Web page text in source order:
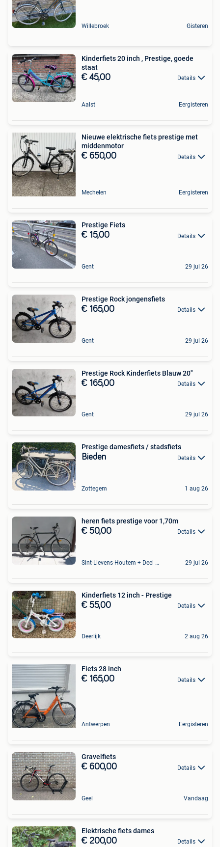
Willebroek Gisteren
Kinderfiets 20 inch , Prestige, goede
staat
€ 45,00 Details
Aalst Eergisteren
Nieuwe elektrische fiets prestige met
middenmotor
€ 650,00 Details
Mechelen Eergisteren
Prestige Fiets
€ 15,00 Details
Gent 29 jul 26
Prestige Rock jongensfiets
€ 165,00 Details
Gent 29 jul 26
Prestige Rock Kinderfiets Blauw 20"
€ 165,00 Details
Gent 29 jul 26
Prestige damesfiets / stadsfiets
Bieden Details
Zottegem 1 aug 26
heren fiets prestige voor 1,70m
€ 50,00 Details
Sint-Lievens-Houtem + Deel Oombergen 29 jul 26
Kinderfiets 12 inch - Prestige
€ 55,00 Details
Deerlijk 2 aug 26
Fiets 28 inch
€ 165,00 Details
Antwerpen Eergisteren
Gravelfiets
€ 600,00 Details
Geel Vandaag
Elektrische fiets dames
€ 200,00 Details